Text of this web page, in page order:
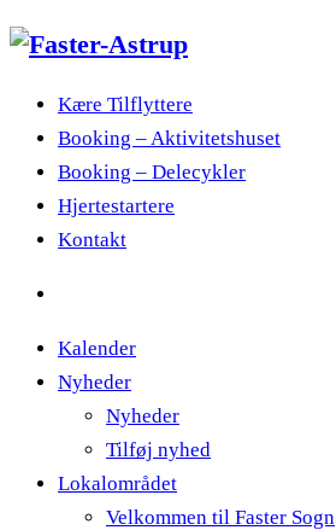
Kære Tilflyttere
Booking – Aktivitetshuset
Booking – Delecykler
Hjertestartere
Kontakt
Kalender
Nyheder
Nyheder
Tilføj nyhed
Lokalområdet
Velkommen til Faster Sogn